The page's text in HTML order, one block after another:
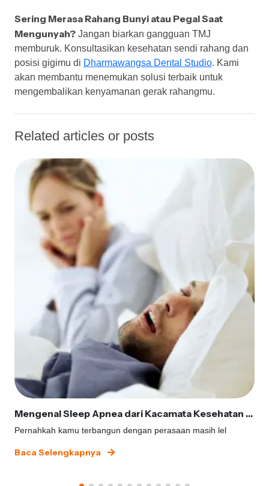
Sering Merasa Rahang Bunyi atau Pegal Saat
Mengunyah? Jangan biarkan gangguan TMJ
memburuk. Konsultasikan kesehatan sendi rahang dan
posisi gigimu di Dharmawangsa Dental Studio. Kami
akan membantu menemukan solusi terbaik untuk
mengembalikan kenyamanan gerak rahangmu.
Related articles or posts
Mengenal Sleep Apnea dari Kacamata Kesehatan Gigi
Pernahkah kamu terbangun dengan perasaan masih lel
Baca Selengkapnya